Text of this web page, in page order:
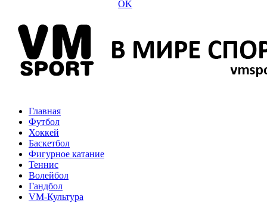
Главная
Футбол
Хоккей
Баскетбол
Фигурное катание
Теннис
Волейбол
Гандбол
VM-Культура